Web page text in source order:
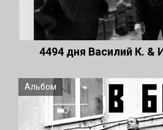
4494 дня Василий К. &
Альбом